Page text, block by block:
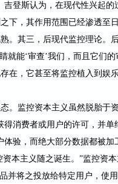
登斯认为，在现代性兴起
下，其作用范围已经渗透
。其三，后现代监控理论
就能‘审查’我们，而且它们
在，它甚至将监控植入到娱
。监控资本主义虽然脱胎
得消费者或用户的许可，并
验，而绝大部分数据都被
本主义随之诞生。”监控资
并将之投放给特定用户，